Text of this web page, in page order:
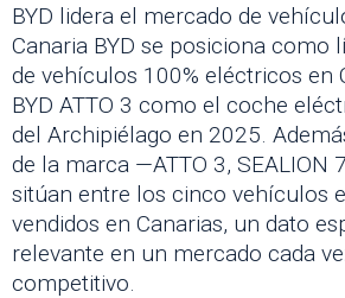
BYD lidera el mercado de
Canaria BYD se posiciona como
de vehículos 100% eléctricos en
BYD ATTO 3 como el coche
del Archipiélago en 2025.
de la marca —ATTO 3, SEALION
sitúan entre los cinco vehículos
vendidos en Canarias, un dato
relevante en un mercado cada
competitivo.